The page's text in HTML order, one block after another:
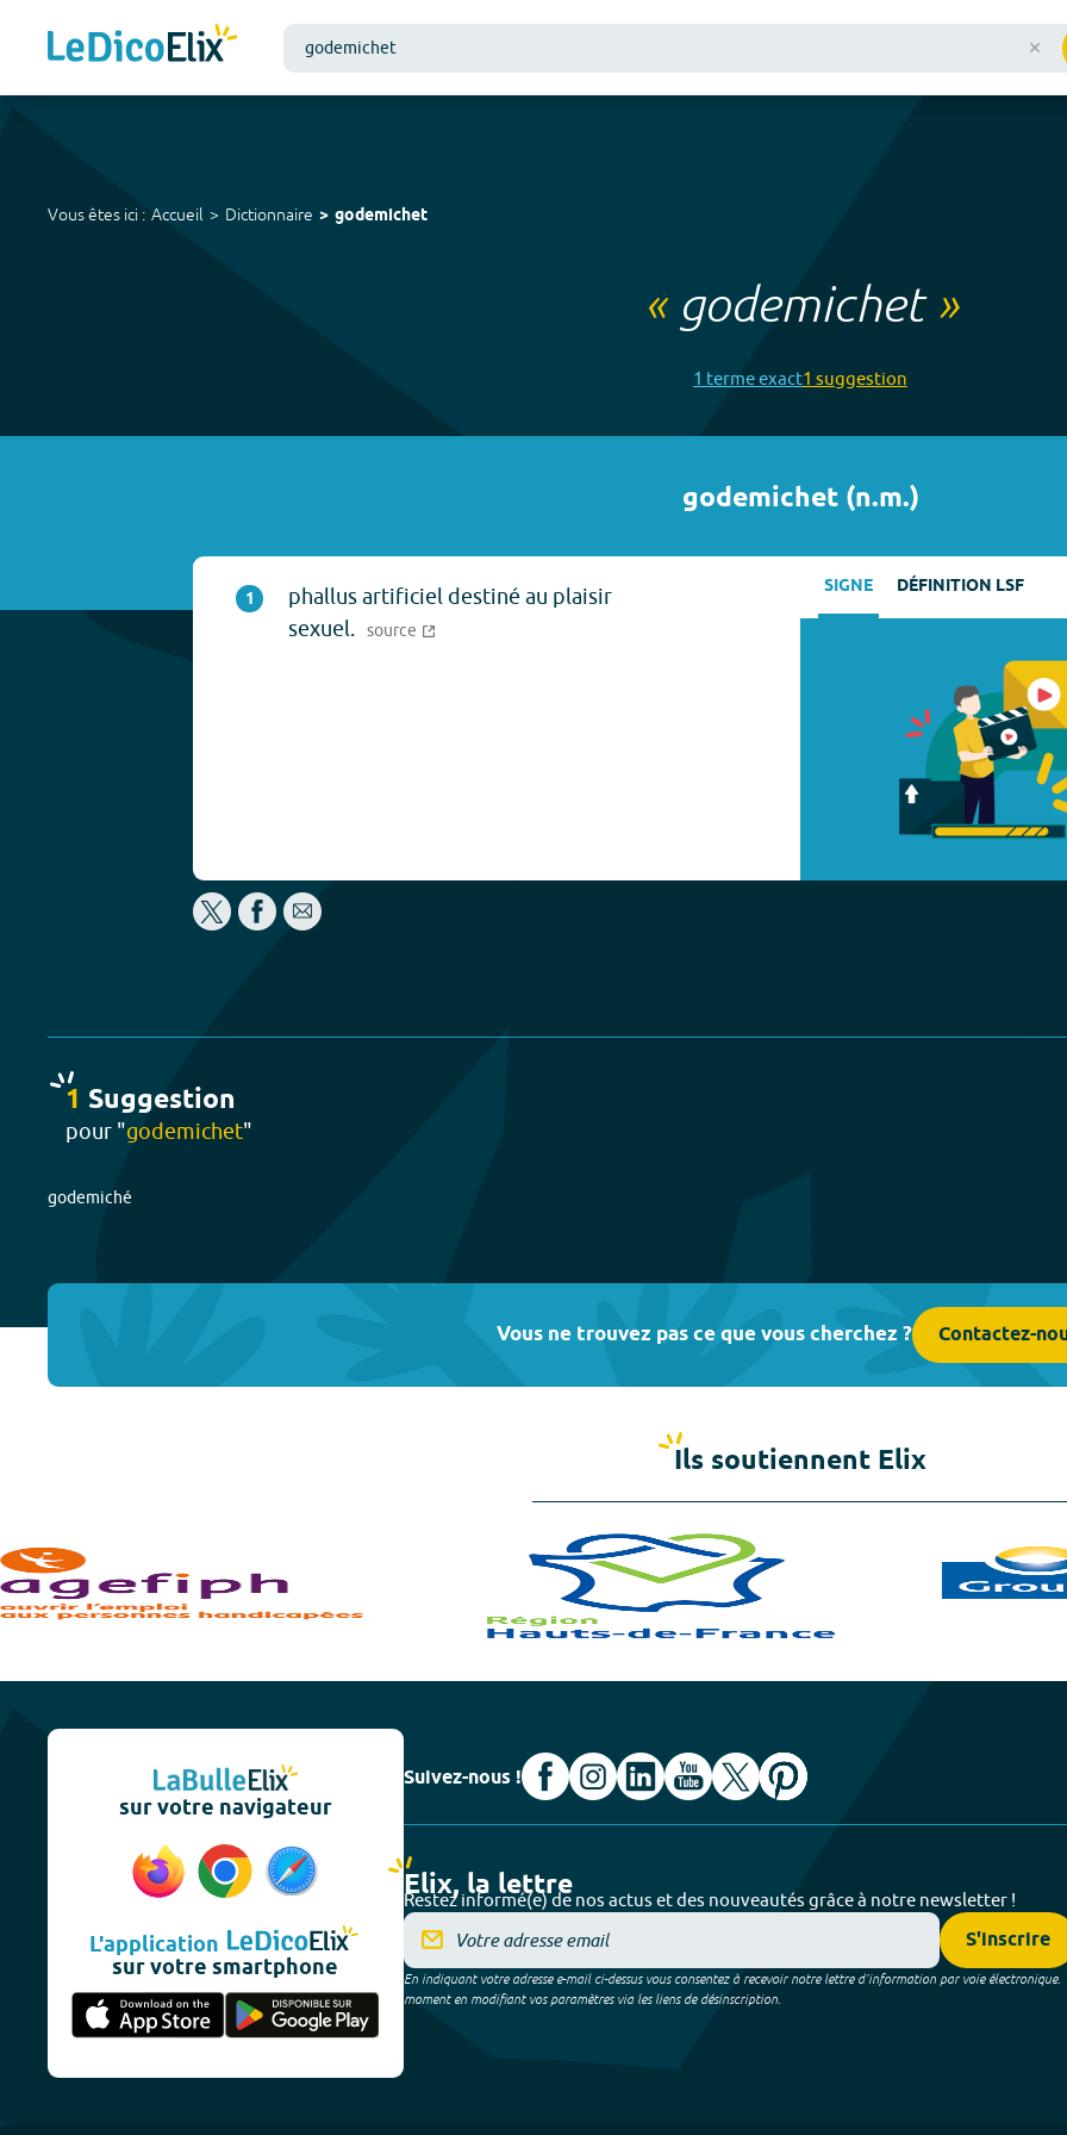
Vous êtes ici : Accueil Dictionnaire godemichet
« godemichet»
1 termeexact1 suggestion
godemichet(n.m.)
1
phallus artificiel destiné au plaisir
sexuel. source
SIGNE DÉFINITION LSF
1 Suggestion
pour "godemichet"
godemiché
Vous ne trouvez pas ce que vous cherchez ? Contactez-
Ils soutiennent Elix
sur votre navigateur
L'application
sur votre smartphone
Suivez-nous !
Elix, la lettre
Restez informé(e) de nos actus et des nouveautés grâce à notre newsletter !
S'inscrire
En indiquant votre adresse e-mail ci-dessus vous consentez à recevoir notre lettre d’information par voie électronique.
moment en modifiant vos paramètres via les liens de désinscription.